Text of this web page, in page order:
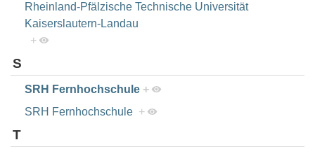
Rheinland-Pfälzische Technische Universität
Kaiserslautern-Landau
+
S
SRH Fernhochschule +
SRH Fernhochschule +
T